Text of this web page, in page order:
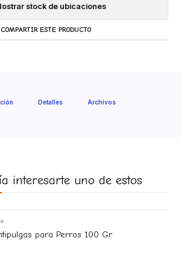
stock de ubicaciones
COMPARTIR ESTE PRODUCTO
Detalles Archivos
interesarte uno de estos
para Perros 100 Gr